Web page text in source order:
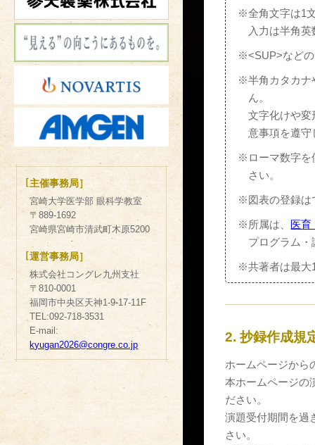
［主催事務局］
宮崎大学医学部 眼科学教室
〒889-1692
宮崎県宮崎市清武町木原5200
［運営事務局］
株式会社コングレ九州支社
〒810-0001
福岡市中央区天神1-9-17-11F
TEL:092-718-3531
E-mail:
kyugan2026@congre.co.jp
※全角文字は1
入力は半角
※<SUP>など
※半角カタカ
ん。
文字化けや
意事項を遵
※ ローマ数字
さい。
※図表の登録
※ 所属は、 医育
プログラム
※共著者は最大
2. 抄録作成規
ホームページから
本ホームページの
ださい。
演題受付期間を過
さい。